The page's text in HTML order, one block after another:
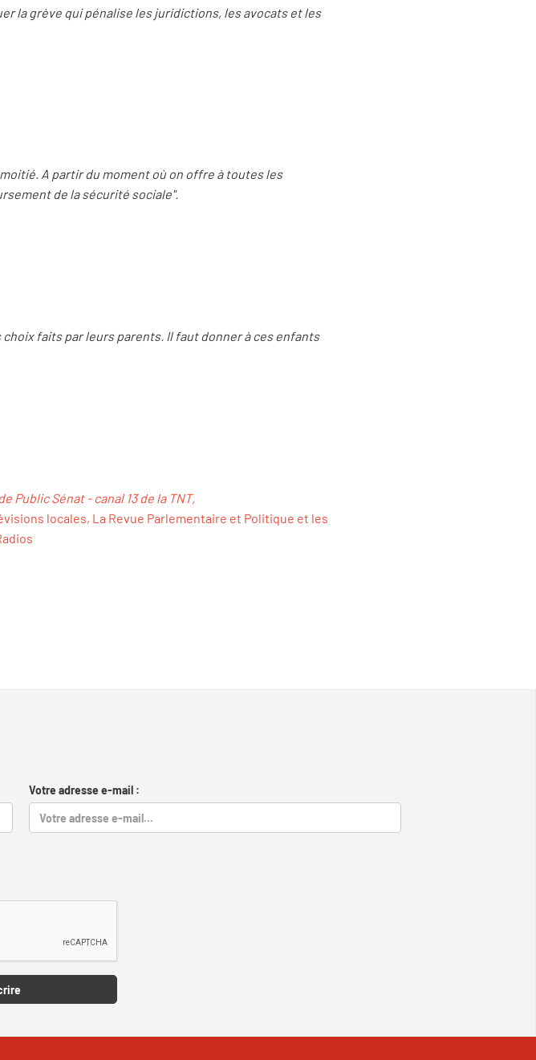
la grève qui pénalise les juridictions, les avocats et les
A partir du moment où on offre à toutes les
de la sécurité sociale".
faits par leurs parents. Il faut donner à ces enfants
Public Sénat - canal 13 de la TNT,
locales, La Revue Parlementaire et Politique et les
Votre adresse e-mail :